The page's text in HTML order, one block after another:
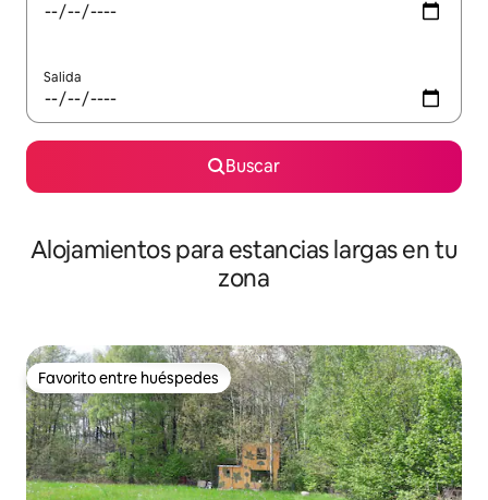
Salida
Buscar
Alojamientos para estancias largas en tu
zona
Favorito entre huéspedes
Favorito entre huéspedes